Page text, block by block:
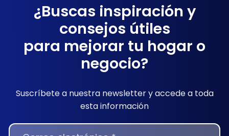
¿Buscas inspiración y
consejos útiles
para mejorar tu hogar o
negocio?
Suscríbete a nuestra newsletter y accede a toda
esta información
NEWSLETTER